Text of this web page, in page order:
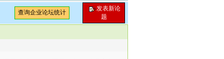
查询企业论坛统计
发表新论
题